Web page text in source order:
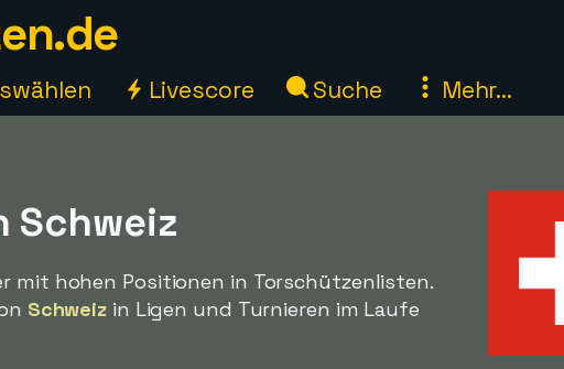
Livescore Suche Mehr...
Schweiz
mit hohen Positionen in Torschützenlisten.
Schweiz in Ligen und Turnieren im Laufe